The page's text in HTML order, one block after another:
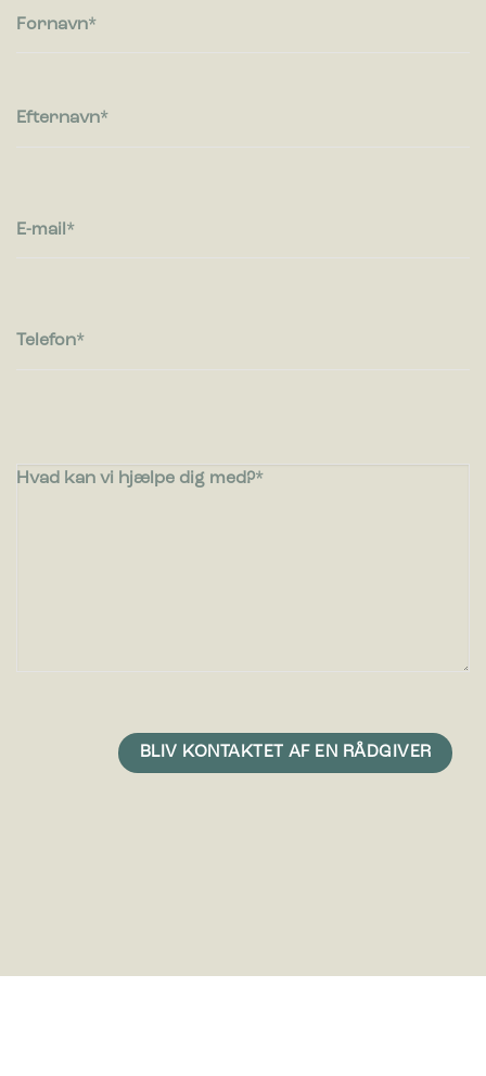
ud eller opfører sig på. F.eks. dit foretrukne sprog, eller den
Statistiske cookies giver hjemmesideejere indsigt i brugernes
Marketing cookies bruges til at spore brugere på tværs af
Fornavn
Efternavn
E-mail
Telefon
Hvad kan vi hjælpe dig med?